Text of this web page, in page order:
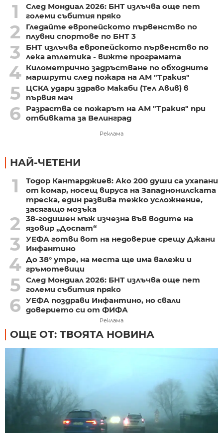
1
След Мондиал 2026: БНТ излъчва още пет
големи събития пряко
2
Гледайте европейското първенство по
плувни спортове по БНТ 3
3
БНТ излъчва европейското първенство по
лека атлетика - вижте програмата
4 Километрично задръстване по обходните
маршрути след пожара на АМ "Тракия"
5
ЦСКА удари здраво Макаби (Тел Авив) в
първия мач
6
Разраства се пожарът на АМ "Тракия" при
отбивката за Велинград
Реклама
НАЙ-ЧЕТЕНИ
1
Тодор Кантарджиев: Ако 200 души са ухапани
от комар, носещ вируса на Западнонилската
треска, един развива тежко усложнение,
засягащо мозъка
2
38-годишен мъж изчезна във водите на
язовир „Доспат“
3
УЕФА готви вот на недоверие срещу Джани
Инфантино
4 До 38° утре, на места ще има валежи и
гръмотевици
5 След Мондиал 2026: БНТ излъчва още пет
големи събития пряко
6 УЕФА поздрави Инфантино, но свали
доверието си от ФИФА
Реклама
ОЩЕ ОТ: ТВОЯТА НОВИНА